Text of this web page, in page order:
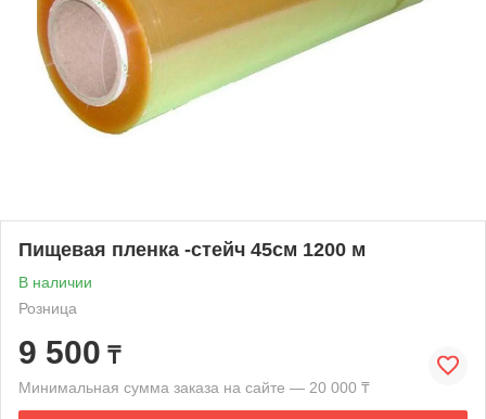
Пищевая пленка -стейч 45см 1200 м
В наличии
Розница
9 500 ₸
Минимальная сумма заказа на сайте — 20 000 ₸